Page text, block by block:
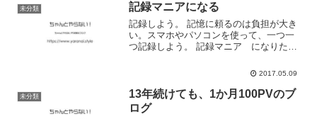
未分類 記録マニアになる
記録しよう。 記憶に頼るのは負担が大き
い。スマホやパソコンを使って、一つ一
つ記録しよう。 記録マニア になりた
は通勤に何分使ったのか。お昼ご飯に何
ゃいけないことが、全...
2017.05.09
未分類
13年続けても、1か月100PVのブ
ログ